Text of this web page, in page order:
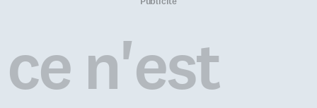
foire; de quoi faire la moue!
Cette journée était donc une
catastrophe pour les
organisateurs. Quelques-uns
les nouveaux locaux du LFT. Le
même jour, François Delattre
devait rencontrer le Premier
ce n'est